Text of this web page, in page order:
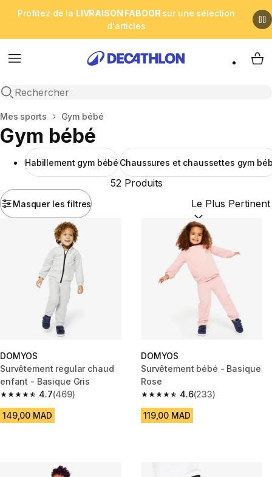
Profitez de la LIVRAISON FABOOR sur une sélection
d'articles
Menu
Open search
My
Accueil
Mes sports Gym bébé
Gym bébé
Habillement gym bébé Chaussures et chaussettes gym
Masquer les filtres
52 Produits
Trier par :
DOMYOS
Survêtement regular chaud
enfant - Basique Gris
4.7
4.7 out of 5 stars from 469 reviews
(469)
149,00 MAD
DOMYOS
Survêtement bébé - Basique
Rose
4.6
4.6 out of 5 stars from 233
(233)
119,00 MAD